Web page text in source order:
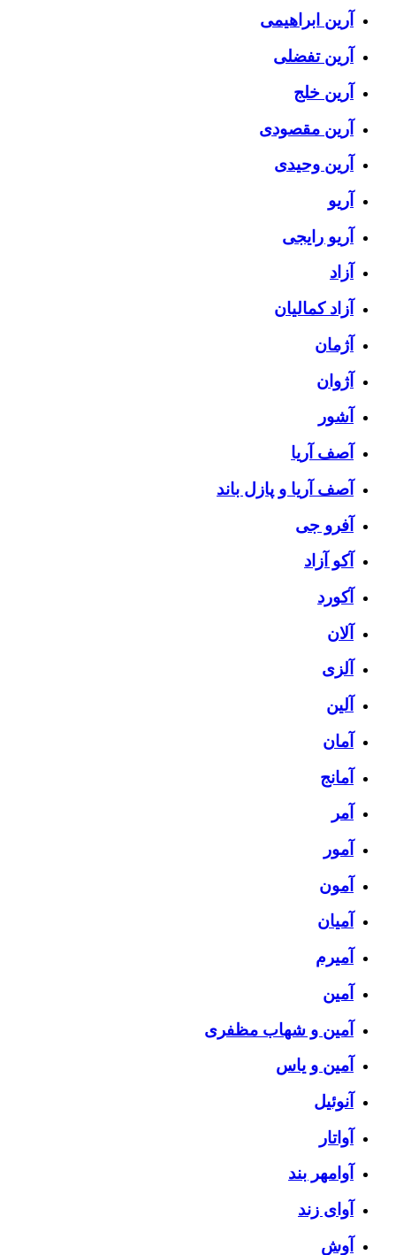
آرین ابراهیمی
آرین تفضلی
آرین خلج
آرین مقصودی
آرین وحیدی
آریو
آریو رایجی
آزاد
آزاد کمالیان
آژمان
آژوان
آشور
آصف آریا
آصف آریا و پازل باند
آفرو جی
آکو آزاد
آکورد
آلان
آلزی
آلین
آمان
آمانج
آمر
آمور
آمون
آمیان
آمیرم
آمین
آمین و شهاب مظفری
آمین و یاس
آنوئیل
آواتار
آوامهر بند
آوای زند
آوش